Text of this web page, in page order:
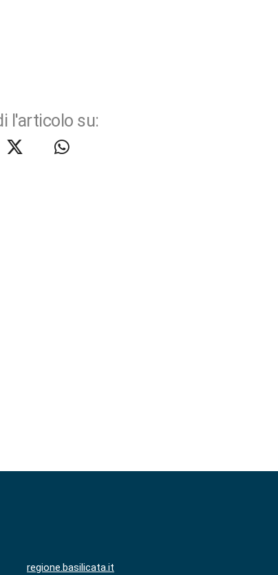
l'articolo su:
regione.basilicata.it